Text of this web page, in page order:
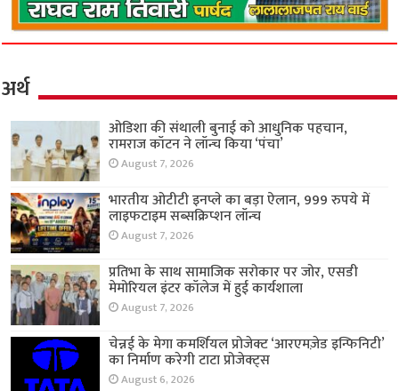
अर्थ
ओडिशा की संथाली बुनाई को आधुनिक पहचान,
रामराज कॉटन ने लॉन्च किया ‘पंचा’
August 7, 2026
भारतीय ओटीटी इनप्ले का बड़ा ऐलान, 999 रुपये में
लाइफटाइम सब्सक्रिप्शन लॉन्च
August 7, 2026
प्रतिभा के साथ सामाजिक सरोकार पर जोर, एसडी
मेमोरियल इंटर कॉलेज में हुई कार्यशाला
August 7, 2026
चेन्नई के मेगा कमर्शियल प्रोजेक्ट ‘आरएमज़ेड इन्फिनिटी’
का निर्माण करेगी टाटा प्रोजेक्ट्स
August 6, 2026